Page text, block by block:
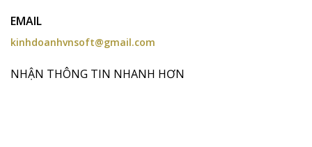
EMAIL
kinhdoanhvnsoft@gmail.com
NHẬN THÔNG TIN NHANH HƠN